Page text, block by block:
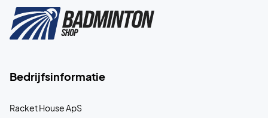
Bedrijfsinformatie
Racket House ApS